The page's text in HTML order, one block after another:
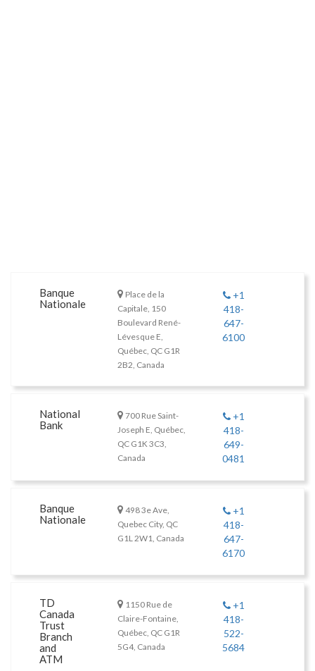
Banque
Nationale
Place de la
Capitale, 150
Boulevard René-
Lévesque E,
Québec, QC G1R
2B2, Canada
+1
418-
647-
6100
National
Bank
700 Rue Saint-
Joseph E, Québec,
QC G1K 3C3,
Canada
+1
418-
649-
0481
Banque
Nationale
498 3e Ave,
Quebec City, QC
G1L 2W1, Canada
+1
418-
647-
6170
TD
Canada
Trust
Branch
and
ATM
1150 Rue de
Claire-Fontaine,
Québec, QC G1R
5G4, Canada
+1
418-
522-
5684